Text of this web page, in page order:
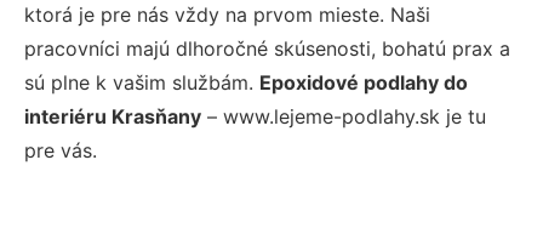
ktorá je pre nás vždy na prvom mieste. Naši
pracovníci majú dlhoročné skúsenosti, bohatú prax a
sú plne k vašim službám. Epoxidové podlahy do
interiéru Krasňany – www.lejeme-podlahy.sk je tu
pre vás.